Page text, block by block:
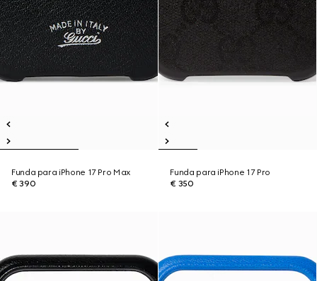
Funda para iPhone 17 Pro Max
€ 390
Funda para iPhone 17 Pro
€ 350